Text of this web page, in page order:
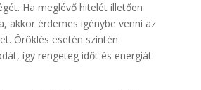
Ha meglévő hitelét illetően
akkor érdemes igénybe venni az
Öröklés esetén szintén
így rengeteg időt és energiát